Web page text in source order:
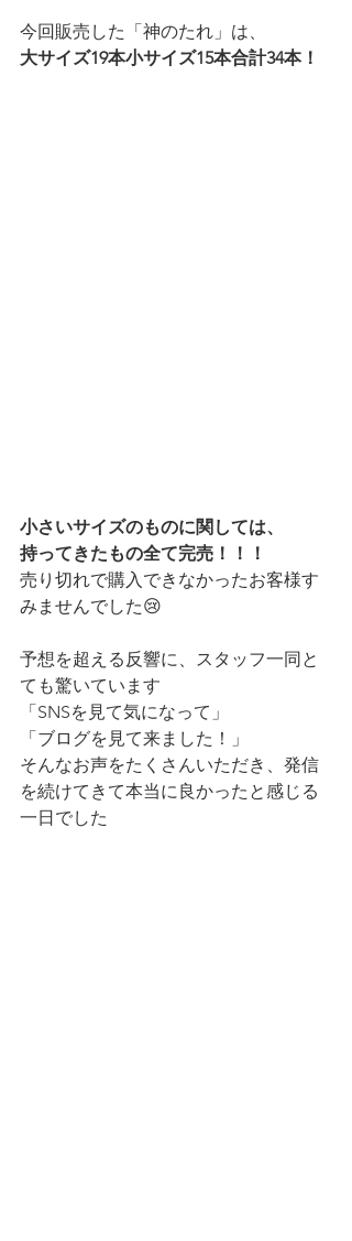
今回販売した「神のたれ」は、
大サイズ19本小サイズ15本合計34本！
小さいサイズのものに関しては、
持ってきたもの全て完売！！！
売り切れで購入できなかったお客様す
みませんでした😢
予想を超える反響に、スタッフ一同と
ても驚いています
「SNSを見て気になって」
「ブログを見て来ました！」
そんなお声をたくさんいただき、発信
を続けてきて本当に良かったと感じる
一日でした